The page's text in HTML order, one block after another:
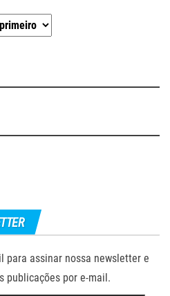
para assinar nossa newsletter e
publicações por e-mail.